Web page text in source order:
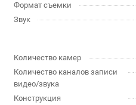
Формат съемки
Звук
Количество камер
Количество каналов записи
видео/звука
Конструкция